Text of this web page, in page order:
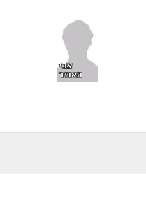
צבי
האוזר